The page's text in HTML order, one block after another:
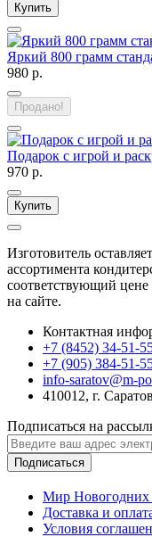
Купить
Яркий 800 грамм
980 р.
Продано!
Подарок с игрой и
970 р.
Купить
Изготовитель
ассортимента
соответствующий цене
на сайте.
Контактная
+7 (8452) 34-51-
+7 (905) 384-51-
info-saratov@m-
410012, г.
Подписаться на
Подписаться
Мир Новогодних
Доставка и
Условия